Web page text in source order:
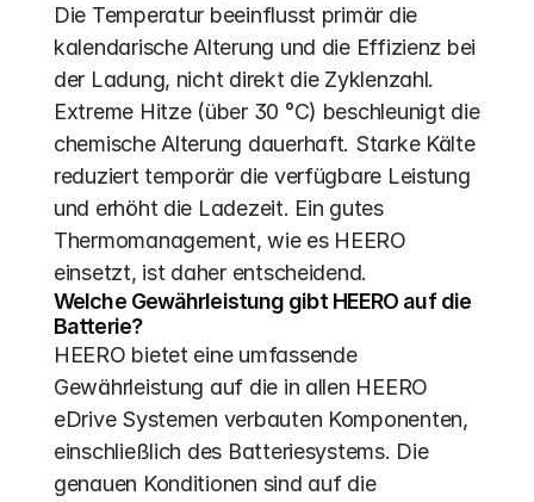
Die Temperatur beeinflusst primär die
kalendarische Alterung und die Effizienz bei
der Ladung, nicht direkt die Zyklenzahl.
Extreme Hitze (über 30 °C) beschleunigt die
chemische Alterung dauerhaft. Starke Kälte
reduziert temporär die verfügbare Leistung
und erhöht die Ladezeit. Ein gutes
Thermomanagement, wie es HEERO
einsetzt, ist daher entscheidend.
Welche Gewährleistung gibt HEERO auf die
Batterie?
HEERO bietet eine umfassende
Gewährleistung auf die in allen HEERO
eDrive Systemen verbauten Komponenten,
einschließlich des Batteriesystems. Die
genauen Konditionen sind auf die